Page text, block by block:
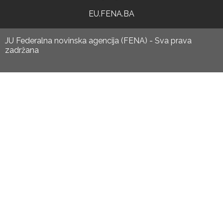
EU.FENA.BA
JU Federalna novinska agencija (FENA) - Sva prava
zadržana